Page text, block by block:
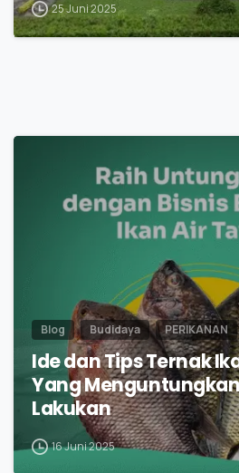
25 Juni 2025
Blog Budidaya PERIKANAN
Ide dan Tips Ternak
Yang
Lakukan
16 Juni 2025